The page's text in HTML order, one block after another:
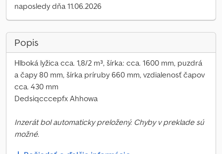
naposledy dňa 11.06.2026
Popis
Hlboká lyžica cca. 1,8/2 m³, šírka: cca. 1600 mm, puzdrá
a čapy 80 mm, šírka príruby 660 mm, vzdialenosť čapov
cca. 430 mm
Dedsiqcccepfx Ahhowa
Inzerát bol automaticky preložený. Chyby v preklade sú
možné.